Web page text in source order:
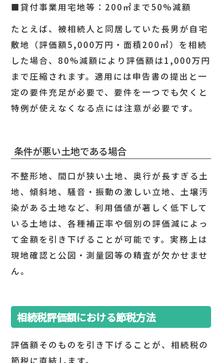
■貸付事業用宅地等：200㎡まで50%減額
たとえば、被相続人と同居していた長男が自宅
敷地（評価額5,000万円・面積200㎡）を相続
した場合、80%減額により評価額は1,000万円
まで圧縮されます。適用には申告書の提出と一
定の要件充足が必要で、要件を一つでも欠くと
特例が使えなくなる点には注意が必要です。
条件が悪い土地である場合
不整形地、間口が狭い土地、奥行が長すぎる土
地、傾斜地、騒音・振動の激しい立地、土壌汚
染がある土地など、利用価値が著しく低下して
いる土地は、各種補正率や個別の評価減によっ
て金額を引き下げることが可能です。実務上は
現地確認と公図・測量図等の精査が欠かせませ
ん。
相続税評価額における節税方法
評価額そのものを引き下げることが、相続税の